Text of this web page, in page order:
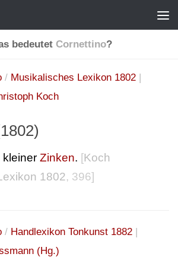
bedeutet Cornettino?
/ Musikalisches Lexikon 1802 |
Koch
kleiner Zinken. [Koch
1802, 396]
/ Handlexikon Tonkunst 1882 |
(Hg.)